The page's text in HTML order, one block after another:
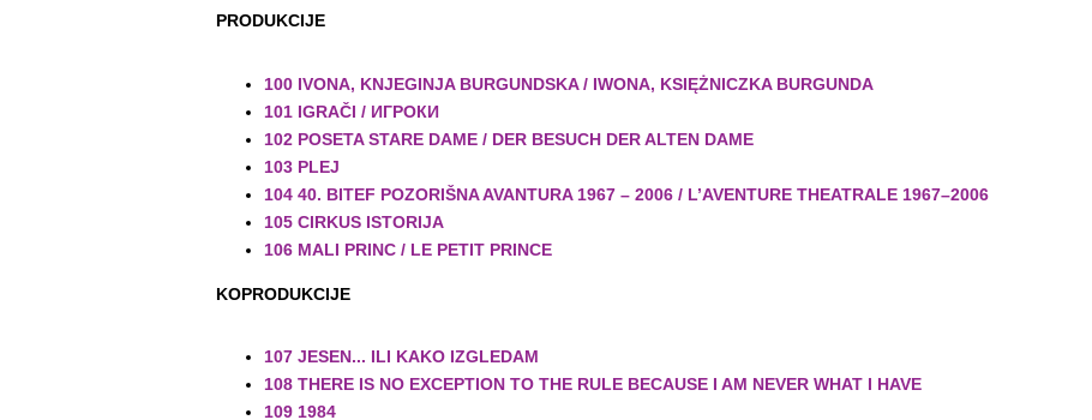
PRODUKCIJE
100 IVONA, KNJEGINJA BURGUNDSKA / IWONA, KSIĘŻNICZKA BURGUNDA
101 IGRAČI / ИГРОКИ
102 POSETA STARE DAME / DER BESUCH DER ALTEN DAME
103 PLEJ
104 40. BITEF POZORIŠNA AVANTURA 1967 – 2006 / L’AVENTURE THEATRALE 1967–2006
105 CIRKUS ISTORIJA
106 MALI PRINC / LE PETIT PRINCE
KOPRODUKCIJE
107 JESEN... ILI KAKO IZGLEDAM
108 THERE IS NO EXCEPTION TO THE RULE BECAUSE I AM NEVER WHAT I HAVE
109 1984